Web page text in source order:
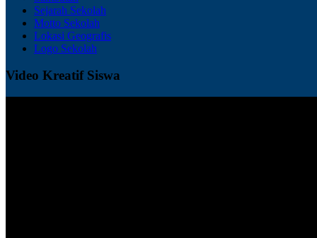
Sejarah Sekolah
Motto Sekolah
Lokasi Geografis
Logo Sekolah
Video Kreatif Siswa